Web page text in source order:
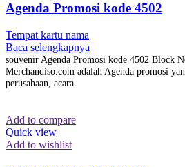
Agenda Promosi kode 4502
Tempat kartu nama
Baca selengkapnya
souvenir Agenda Promosi kode 4502 Block
Merchandiso.com adalah Agenda promosi
perusahaan, acara
Add to compare
Quick view
Add to wishlist